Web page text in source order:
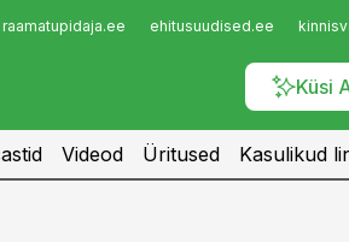
raamatupidaja.ee ehitusuudised.ee
Küsi
Videod Üritused Kasulikud